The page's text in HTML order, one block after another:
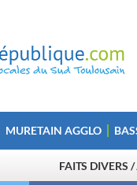
MURETAIN AGGLO
FAITS DIVERS /